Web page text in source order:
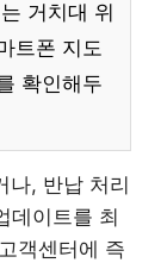
거치대 위
트폰 지도
확인해두
나, 반납 처리
데이트를 최
객센터에 즉